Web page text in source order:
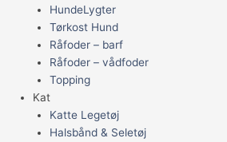
HundeLygter
Tørkost Hund
Råfoder – barf
Råfoder – vådfoder
Topping
Kat
Katte Legetøj
Halsbånd & Seletøj